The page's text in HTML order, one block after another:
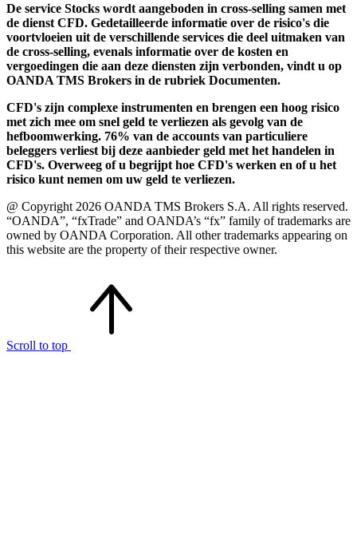
De service Stocks wordt aangeboden in cross-selling samen met
de dienst CFD. Gedetailleerde informatie over de risico's die
voortvloeien uit de verschillende services die deel uitmaken van
de cross-selling, evenals informatie over de kosten en
vergoedingen die aan deze diensten zijn verbonden, vindt u op
OANDA TMS Brokers in de rubriek Documenten.
CFD's zijn complexe instrumenten en brengen een hoog risico
met zich mee om snel geld te verliezen als gevolg van de
hefboomwerking. 76% van de accounts van particuliere
beleggers verliest bij deze aanbieder geld met het handelen in
CFD's. Overweeg of u begrijpt hoe CFD's werken en of u het
risico kunt nemen om uw geld te verliezen.
@ Copyright 2026 OANDA TMS Brokers S.A. All rights reserved.
“OANDA”, “fxTrade” and OANDA’s “fx” family of trademarks are
owned by OANDA Corporation. All other trademarks appearing on
this website are the property of their respective owner.
Scroll to top